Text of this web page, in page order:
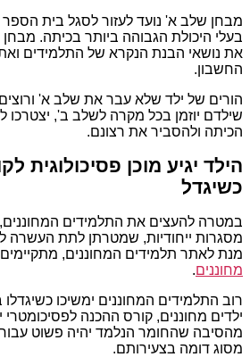
מבחן שלב א' נועד לעזור לסגל בית
בעלי היכולת הגבוהה ביותר בכיתה.
את נושאי הבנת הנקרא של התלמידים
החשבון.
הורים של ילד שלא עבר את שלב א'
שילדם יוזמן בכל מקרה לשלב ב', יצטרכו
הכיתה ולהסביר את רצונם.
הילד יגיע מוכן פסיכולוגית
כשיגדל
במטרה להעצים את התלמידים
מסגרות ייחודיות, שמטרתן לתת העשרה
מנת לאתר תלמידים המחוננים,
מחוננים.
רוב התלמידים המחוננים ימשיכו
ילדים מחוננים, קורס ההכנה לפסיכומטרי
מהסיבה שהחומר הנלמד יהיה פשוט
מסוג דומה בצעירותם.